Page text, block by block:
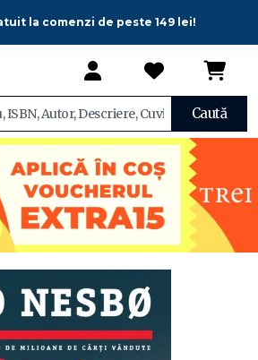
la comenzi de peste 149 lei!
Caută